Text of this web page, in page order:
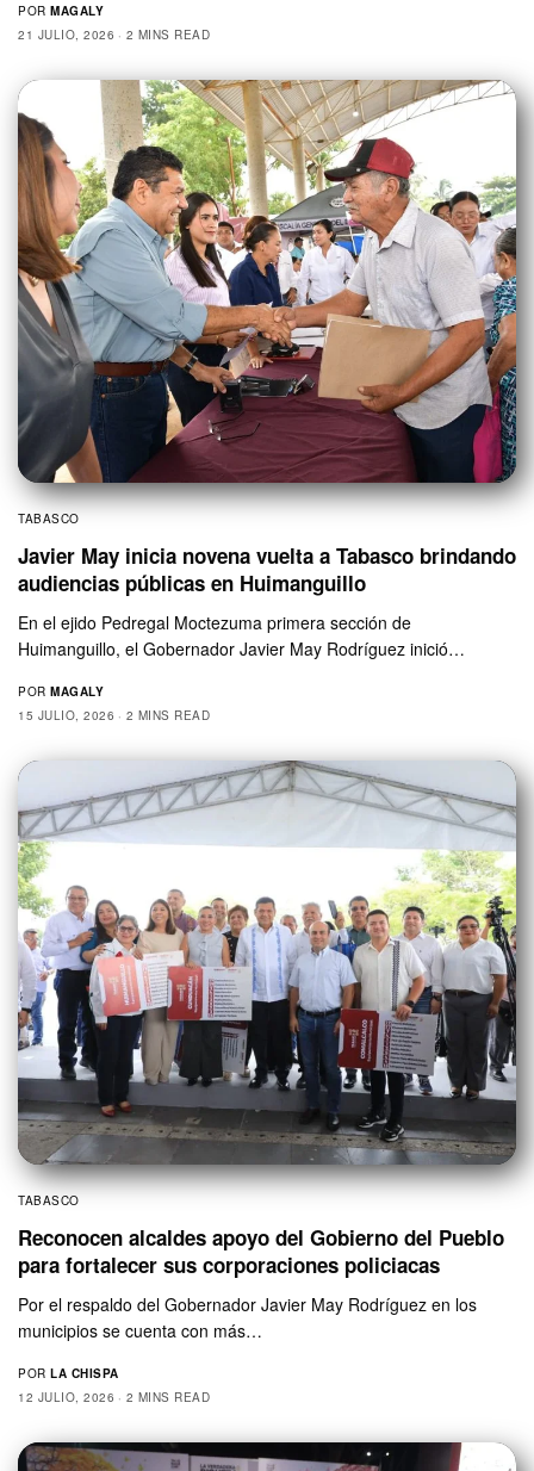
POR MAGALY
21 JULIO, 2026
2 MINS READ
TABASCO
Javier May inicia novena vuelta a Tabasco brindando
audiencias públicas en Huimanguillo
En el ejido Pedregal Moctezuma primera sección de
Huimanguillo, el Gobernador Javier May Rodríguez inició…
POR MAGALY
15 JULIO, 2026
2 MINS READ
TABASCO
Reconocen alcaldes apoyo del Gobierno del Pueblo
para fortalecer sus corporaciones policiacas
Por el respaldo del Gobernador Javier May Rodríguez en los
municipios se cuenta con más…
POR LA CHISPA
12 JULIO, 2026
2 MINS READ